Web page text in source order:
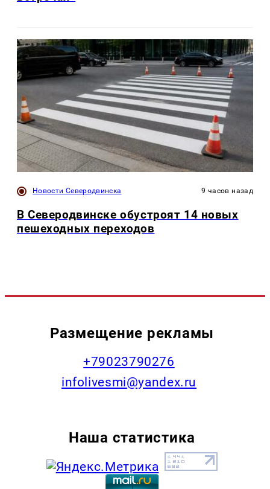
Новости Северодвинска 9 часов назад
В Северодвинске обустроят 14 новых
пешеходных переходов
Размещение рекламы
+79023790276
infolivesmi@yandex.ru
Наша статистика